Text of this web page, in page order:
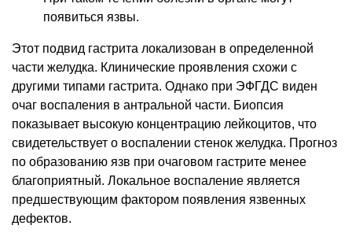
появиться язвы.
Этот подвид гастрита локализован в определенной
части желудка. Клинические проявления схожи с
другими типами гастрита. Однако при ЭФГДС виден
очаг воспаления в антральной части. Биопсия
показывает высокую концентрацию лейкоцитов, что
свидетельствует о воспалении стенок желудка. Прогноз
по образованию язв при очаговом гастрите менее
благоприятный. Локальное воспаление является
предшествующим фактором появления язвенных
дефектов.